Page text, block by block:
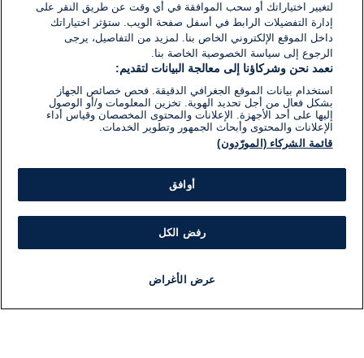
لتغيير اختياراتك أو سحب الموافقة في أي وقت عن طريق النقر على
إدارة التفضيلات الرابط في أسفل صفحة الويب. ستؤثر اختياراتك
داخل الموقع الإلكتروني الخاص بنا. لمزيد من التفاصيل، يرجى
الرجوع إلى سياسة الخصوصية الخاصة بنا.
نعمد نحن وشركاؤنا إلى معالجة البيانات لتقديم:
استخدام بيانات الموقع الجغرافي الدقيقة. فحص خصائص الجهاز
بشكل فعال من أجل تحديد الهوية. تخزين المعلومات و/أو الوصول
إليها على أحد الأجهزة. الإعلانات والمحتوى المخصصان وقياس أداء
الإعلانات والمحتوى وأبحاث الجمهور وتطوير الخدمات.
قائمة الشركاء (المورّدون)
أوافق
رفض الكل
عرض الأغراض